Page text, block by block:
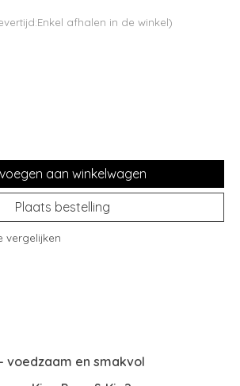
afhalen in de winkel)
aan winkelwagen
Plaats bestelling
vergelijken
voedzaam en smakvol